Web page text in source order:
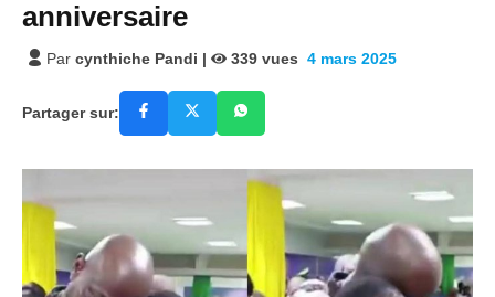
anniversaire
Par cynthiche Pandi | 339 vues 4 mars 2025
Partager sur: